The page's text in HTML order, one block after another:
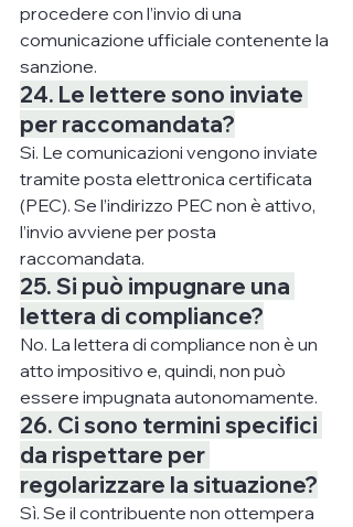
procedere con l’invio di una
comunicazione ufficiale contenente la
sanzione.
24. Le lettere sono inviate
per raccomandata?
Si. Le comunicazioni vengono inviate
tramite posta elettronica certificata
(PEC). Se l’indirizzo PEC non è attivo,
l’invio avviene per posta
raccomandata.
25. Si può impugnare una
lettera di compliance?
No. La lettera di compliance non è un
atto impositivo e, quindi, non può
essere impugnata autonomamente.
26. Ci sono termini specifici
da rispettare per
regolarizzare la situazione?
Sì. Se il contribuente non ottempera